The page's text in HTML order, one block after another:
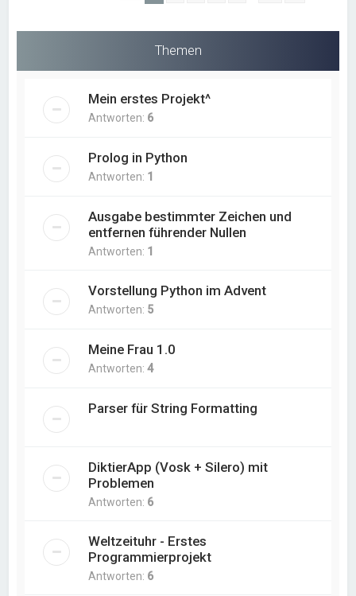
Themen
Mein erstes Projekt^
Antworten: 6
Prolog in Python
Antworten: 1
Ausgabe bestimmter Zeichen und
entfernen führender Nullen
Antworten: 1
Vorstellung Python im Advent
Antworten: 5
Meine Frau 1.0
Antworten:4
Parser für String Formatting
DiktierApp (Vosk + Silero) mit
Problemen
Antworten: 6
Weltzeituhr - Erstes
Programmierprojekt
Antworten: 6